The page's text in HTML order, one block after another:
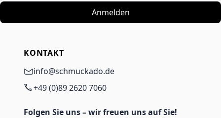
Anmelden
KONTAKT
info@schmuckado.de
+49 (0)89 2620 7060
Folgen Sie uns – wir freuen uns auf Sie!